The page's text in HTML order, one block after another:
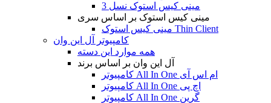
مینی کیس استوک نسل 3
مینی کیس استوک بر اساس سری
مینی کیس استوک Thin Client
کامپیوتر آل این وان
همه موارد این دسته
آل این وان بر اساس برند
کامپیوتر All In One ام اس آی
کامپیوتر All In One اچ پی
کامپیوتر All In One گرین